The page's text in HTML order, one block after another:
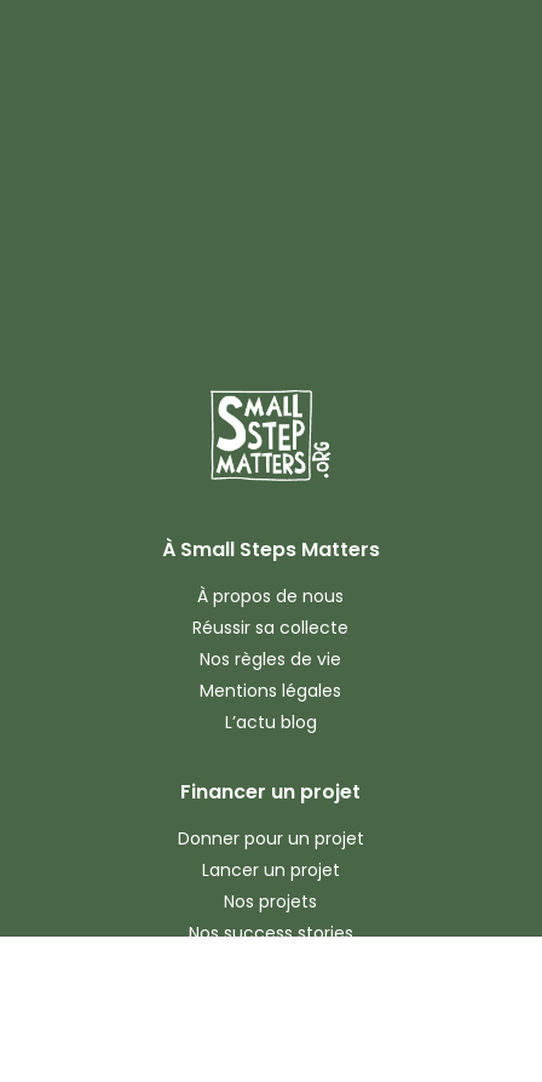
À Small Steps Matters
À propos de nous
Réussir sa collecte
Nos règles de vie
Mentions légales
L’actu blog
Financer un projet
Donner pour un projet
Lancer un projet
Nos projets
Nos success stories